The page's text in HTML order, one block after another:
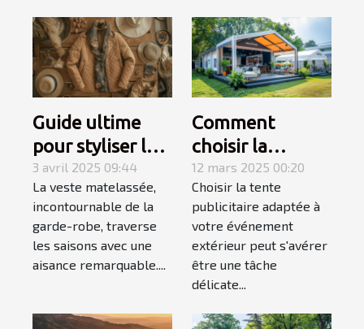
Guide ultime
pour styliser les
vestes
matelassées en
toutes saisons
3 avril 2025 09:44
La veste matelassée,
incontournable de la
garde-robe, traverse
les saisons avec une
aisance remarquable....
Comment
choisir la
meilleure tente
publicitaire pour
votre
événement
extérieur
12 mars 2025 00:20
Choisir la tente
publicitaire adaptée à
votre événement
extérieur peut s'avérer
être une tâche
délicate...